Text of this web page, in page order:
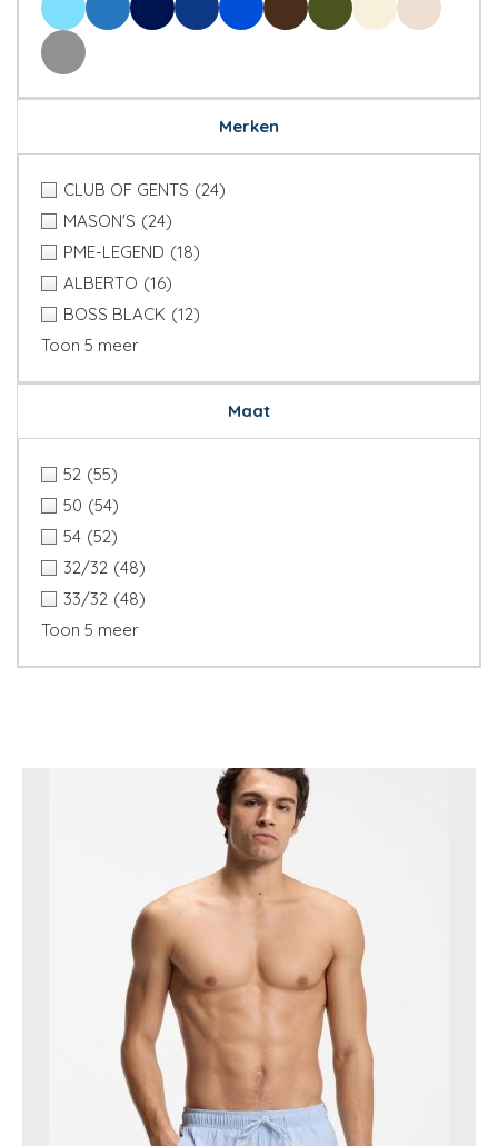
Merken
CLUB OF GENTS (24)
MASON'S (24)
PME-LEGEND (18)
ALBERTO (16)
BOSS BLACK (12)
Toon 5 meer
Maat
52 (55)
50 (54)
54 (52)
32/32 (48)
33/32 (48)
Toon 5 meer